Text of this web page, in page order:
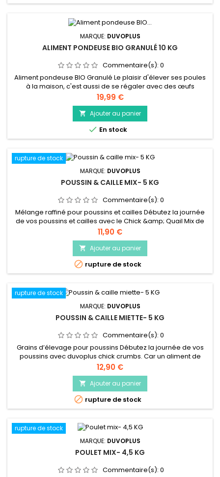
MARQUE: DUVOPLUS
ALIMENT PONDEUSE BIO GRANULÉ 10 KG
Commentaire(s): 0
Aliment pondeuse BIO Granulé Le plaisir d'élever ses poules
à la maison, c'est aussi de se régaler avec des œufs
ramassés dans le jardin. DAR'win a spécialement formulé cet
aliment bio pour couvrir tous les besoins de vos poules
pondeuses à partir d'un granulé complet sans OGM (&lt;
0,9%) et fabriqué en France. Issu de l'agriculture biologique...
Prix
19,99 €
 Ajouter au panier
 En stock
rupture de stock
MARQUE: DUVOPLUS
POUSSIN & CAILLE MIX- 5 KG
Commentaire(s): 0
Mélange raffiné pour poussins et cailles Débutez la journée
de vos poussins et cailles avec le Chick &amp; Quail Mix de
duvoplus. Car ce mélange de grains à la fois délicieux et
équilibré, plein de graines fines, de céréales et de maïs
concassé, contribue à une vie heureuse. Un jardin plein de
vie, voilà l’objectif que nous poursuivons chez duvoplus !
Prix
11,90 €
 Ajouter au panier
 rupture de stock
rupture de stock
MARQUE: DUVOPLUS
POUSSIN & CAILLE MIETTE- 5 KG
Commentaire(s): 0
Grains d’élevage pour poussins Débutez la journée de vos
poussins avec duvoplus chick crumbs. Car un aliment de
départ et d’élevage délicieux et équilibré, plein de vitamines
et de minéraux, contribue à un développement optimal ainsi
qu’à une vie heureuse. Convient dès le premier jour jusqu’au
premier œuf. Un jardin plein de vie, voilà l’objectif que nous...
Prix
12,90 €
 Ajouter au panier
 rupture de stock
rupture de stock
MARQUE: DUVOPLUS
POULET MIX- 4,5 KG
Commentaire(s): 0